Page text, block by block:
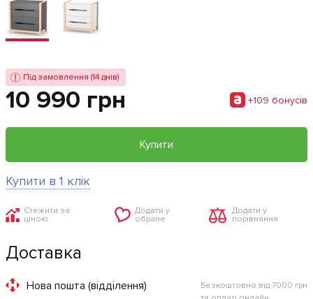
Під замовлення (14 днів)
10 990 грн +109 бонусiв
Купити
Купити в 1 клік
Стежити за
ціною
Додати у
обране
Додати у
порівняння
Доставка
Нова пошта (відділення)
Безкоштовно від 7000 грн